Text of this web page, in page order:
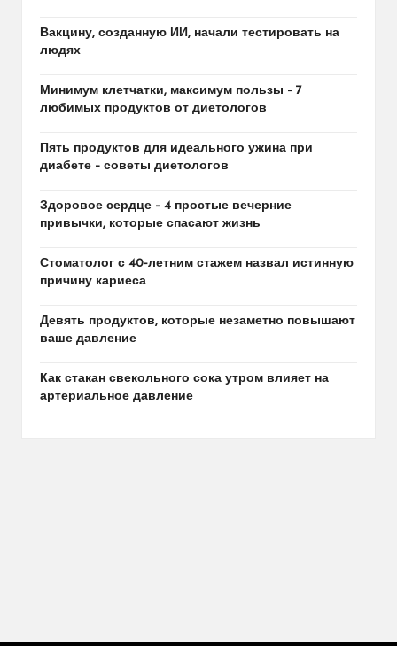
Вакцину, созданную ИИ, начали тестировать на
людях
Минимум клетчатки, максимум пользы – 7
любимых продуктов от диетологов
Пять продуктов для идеального ужина при
диабете – советы диетологов
Здоровое сердце – 4 простые вечерние
привычки, которые спасают жизнь
Стоматолог с 40-летним стажем назвал истинную
причину кариеса
Девять продуктов, которые незаметно повышают
ваше давление
Как стакан свекольного сока утром влияет на
артериальное давление